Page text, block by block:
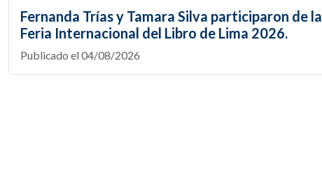
Fernanda Trías y Tamara Silva participaron de la
Feria Internacional del Libro de Lima 2026.
Publicado el 04/08/2026